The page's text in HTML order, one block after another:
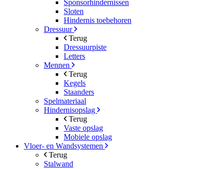
Sponsorhindernissen
Sloten
Hindernis toebehoren
Dressuur
Terug
Dressuurpiste
Letters
Mennen
Terug
Kegels
Staanders
Spelmateriaal
Hindernisopslag
Terug
Vaste opslag
Mobiele opslag
Vloer- en Wandsystemen
Terug
Stalwand